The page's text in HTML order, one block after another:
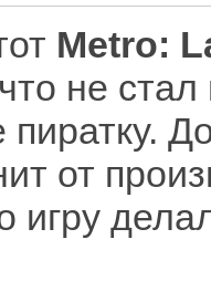
Metro:
не
пиратку.
от
игру